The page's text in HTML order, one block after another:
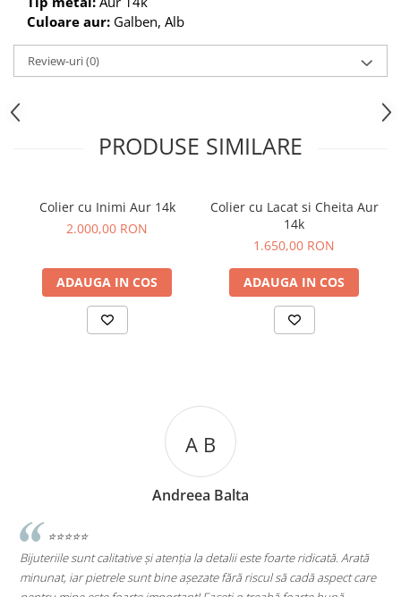
Culoare aur: Galben, Alb
Review-uri(0)
PRODUSE SIMILARE
Colier cu Inimi Aur 14k
2.000,00 RON
ADAUGA IN COS
Colier cu Lacat si Cheita Aur
14k
1.650,00 RON
ADAUGA IN COS
A B
Andreea Balta
⭐⭐⭐⭐⭐
Bijuteriile sunt calitative și atenția la detalii este foarte ridicată. Arată
minunat, iar pietrele sunt bine așezate fără riscul să cadă aspect care